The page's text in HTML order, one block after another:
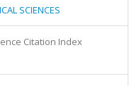
SCIENCES
Citation Index